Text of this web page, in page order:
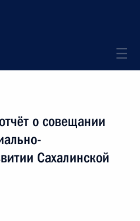
о совещании
Сахалинской